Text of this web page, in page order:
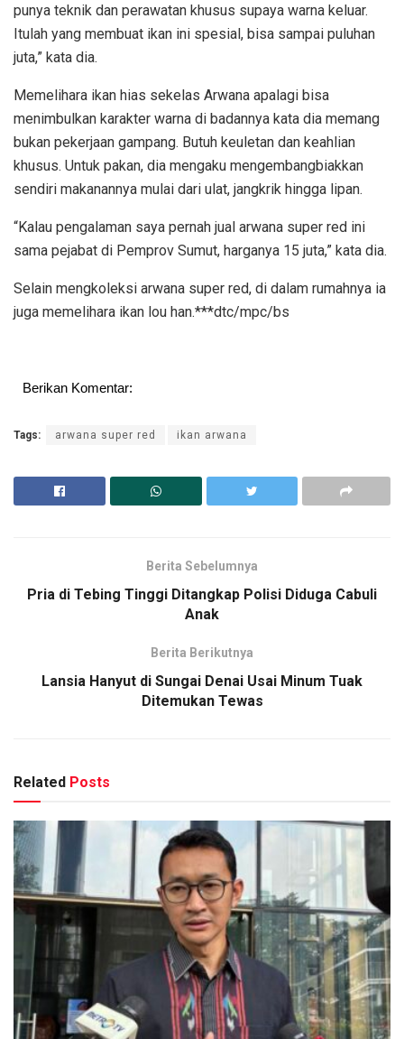
punya teknik dan perawatan khusus supaya warna keluar.
Itulah yang membuat ikan ini spesial, bisa sampai puluhan
juta,” kata dia.
Memelihara ikan hias sekelas Arwana apalagi bisa
menimbulkan karakter warna di badannya kata dia memang
bukan pekerjaan gampang. Butuh keuletan dan keahlian
khusus. Untuk pakan, dia mengaku mengembangbiakkan
sendiri makanannya mulai dari ulat, jangkrik hingga lipan.
“Kalau pengalaman saya pernah jual arwana super red ini
sama pejabat di Pemprov Sumut, harganya 15 juta,” kata dia.
Selain mengkoleksi arwana super red, di dalam rumahnya ia
juga memelihara ikan lou han.***dtc/mpc/bs
Berikan Komentar:
Tags: arwana super red ikan arwana
Berita Sebelumnya
Pria di Tebing Tinggi Ditangkap Polisi Diduga Cabuli
Anak
Berita Berikutnya
Lansia Hanyut di Sungai Denai Usai Minum Tuak
Ditemukan Tewas
Related Posts